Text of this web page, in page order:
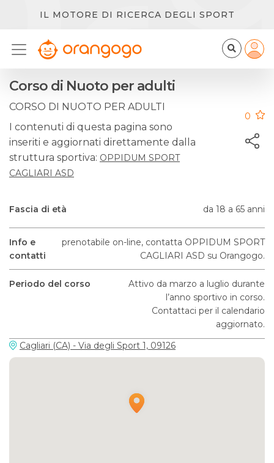
IL MOTORE DI RICERCA DEGLI SPORT
Corso di Nuoto per adulti
CORSO DI NUOTO PER ADULTI
I contenuti di questa pagina sono
inseriti e aggiornati direttamente dalla
struttura sportiva: OPPIDUM SPORT
CAGLIARI ASD
0
Fascia di età da 18 a 65 anni
Info e
contatti
prenotabile on-line, contatta OPPIDUM SPORT
CAGLIARI ASD su Orangogo.
Periodo del corso
Attivo da marzo a luglio durante
l’anno sportivo in corso.
Contattaci per il calendario
aggiornato.
Cagliari (CA) - Via degli Sport 1, 09126